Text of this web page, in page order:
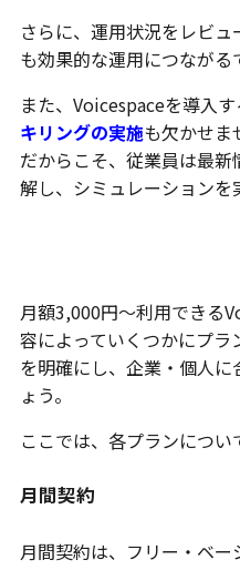
さらに、運用状況をレビ
も効果的な運用につながる
また、Voicespaceを導入す
キリングの実施も欠かせま
だからこそ、従業員は最
解し、シミュレーションを
月額3,000円～利用できる
容によっていくつかにプラ
を明確にし、企業・個人
ょう。
ここでは、各プランについ
月間契約
月間契約は、フリー・ベ